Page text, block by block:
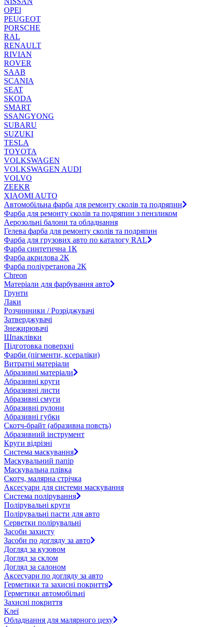
OPEl
PEUGEOT
PORSCHE
RAL
RENAULT
RIVIAN
ROVER
SAAB
SCANIA
SEAT
SKODA
SMART
SSANGYONG
SUBARU
SUZUKI
TESLA
TOYOTA
VOLKSWAGEN
VOLKSWAGEN AUDI
VOLVO
ZEEKR
XIAOMI AUTO
Автомобільна фарба для ремонту сколів та подряпин
Фарба для ремонту сколів та подряпин з пензликом
Аерозольні балони та обладнання
Гелева фарба для ремонту сколів та подряпин
Фарба для грузових авто по каталогу RAL
Фарба синтетична 1К
Фарба акрилова 2К
Фарба поліуретанова 2К
Chreon
Матеріали для фарбування авто
Грунти
Лаки
Розчинники / Розріджувачі
Затверджувачі
Знежирювачі
Шпаклівки
Підготовка поверхні
Фарби (пігменти, ксераліки)
Витратні матеріали
Абразивні матеріали
Абразивні круги
Абразивні листи
Абразивні смуги
Абразивні рулони
Абразивні губки
Скотч-брайт (абразивна повсть)
Абразивний інструмент
Круги відрізні
Система маскування
Маскувальний папір
Маскувальна плівка
Скотч, малярна стрічка
Аксесуари для системи маскування
Система полірування
Полірувальні круги
Полірувальні пасти для авто
Серветки полірувальні
Засоби захисту
Засоби по догляду за авто
Догляд за кузовом
Догляд за склом
Догляд за салоном
Аксесуари по догляду за авто
Герметики та захисні покриття
Герметики автомобільні
Захисні покриття
Клеї
Обладнання для малярного цеху